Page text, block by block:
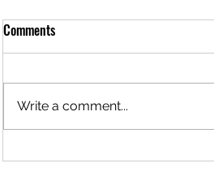
Comments
Write a comment...